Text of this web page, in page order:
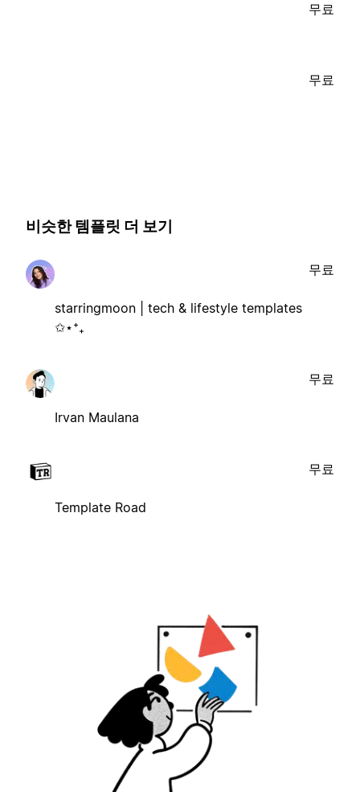
무료
무료
비슷한 템플릿 더 보기
starringmoon | tech & lifestyle templates
✩⋆⁺₊
무료
Irvan Maulana
무료
Template Road
무료